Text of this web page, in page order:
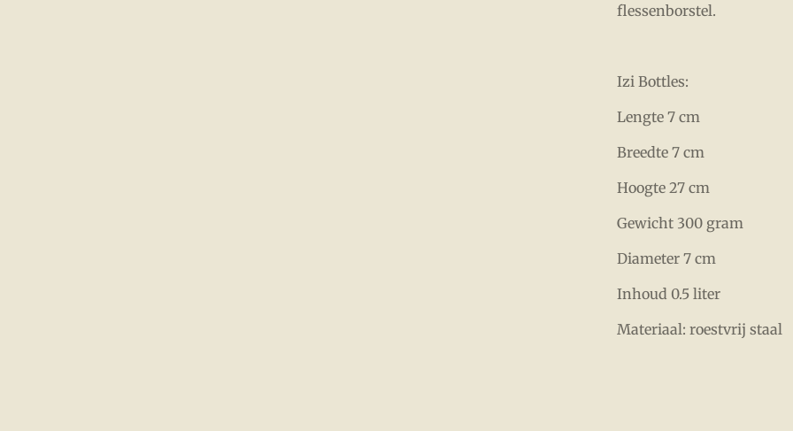
flessenborstel.
Izi Bottles:
Lengte 7 cm
Breedte 7 cm
Hoogte 27 cm
Gewicht 300 gram
Diameter 7 cm
Inhoud 0.5 liter
Materiaal: roestvrij staal